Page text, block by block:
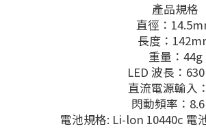
產品規格
直徑：
長度：
重量：44g
LED 波長：
直流電源輸入
閃動頻率：
電池規格: Li-lon 10440c 電